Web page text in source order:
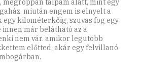
megroppan talpam alatt, mint egy
miután engem is elnyelt a
egy kilométerkőig, szuvas fog egy
innen már belátható az a
nem vár. amikor legutóbb
előtted, akár egy felvillanó